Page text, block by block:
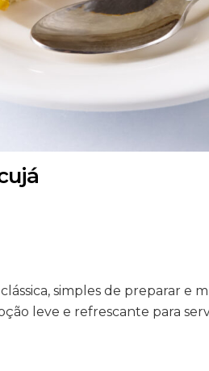
simples de preparar
leve e refrescante para